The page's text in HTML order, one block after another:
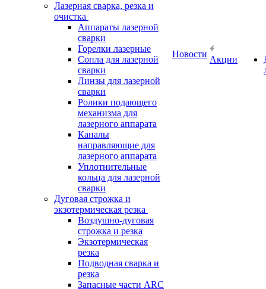
Лазерная сварка, резка и
очистка
Аппараты лазерной
сварки
Горелки лазерные
Сопла для лазерной
сварки
Линзы для лазерной
сварки
Ролики подающего
механизма для
лазерного аппарата
Каналы
направляющие для
лазерного аппарата
Уплотнительные
кольца для лазерной
сварки
Дуговая строжка и
экзотермическая резка
Воздушно-дуговая
строжка и резка
Экзотермическая
резка
Подводная сварка и
резка
Запасные части ARC
Новости
Акции